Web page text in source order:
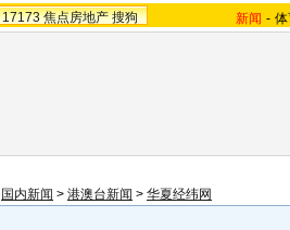
17173 焦点房地产 搜狗 新闻 -
国内新闻 > 港澳台新闻 > 华夏经纬网